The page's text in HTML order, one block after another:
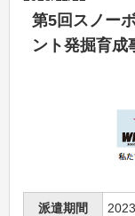
第5回スノー
ント発掘育成
派遣期間